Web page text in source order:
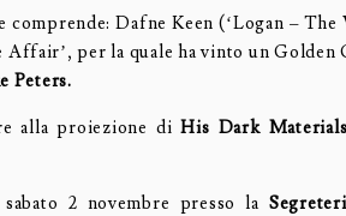
Dafne Keen (‘Logan –
per la quale ha vinto un Golden
Peters.
alla proiezione diHis Dark
2 novembre presso la